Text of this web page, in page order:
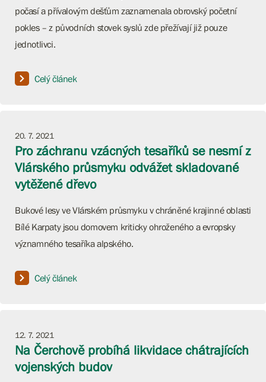
počasí a přívalovým dešťům zaznamenala obrovský početní
pokles – z původních stovek syslů zde přežívají již pouze
jednotlivci.
Celý článek
20. 7. 2021
Pro záchranu vzácných tesaříků se nesmí z
Vlárského průsmyku odvážet skladované
vytěžené dřevo
Bukové lesy ve Vlárském průsmyku v chráněné krajinné oblasti
Bílé Karpaty jsou domovem kriticky ohroženého a evropsky
významného tesaříka alpského.
Celý článek
12. 7. 2021
Na Čerchově probíhá likvidace chátrajících
vojenských budov